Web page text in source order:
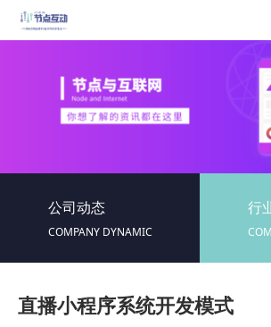
公司动态
COMPANY DYNAMIC
行
直播小程序系统开发模式